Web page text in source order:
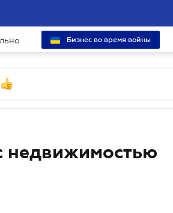
Бизнес во время войны
недвижимостью